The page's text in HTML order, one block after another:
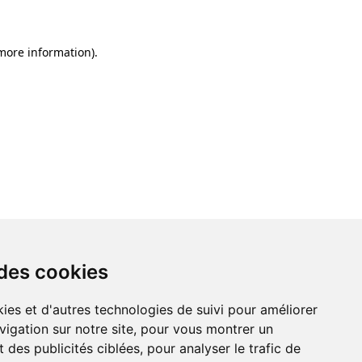
cookies
et d'autres technologies de suivi pour améliorer
sur notre site, pour vous montrer un
des publicités ciblées, pour analyser le trafic de
information).